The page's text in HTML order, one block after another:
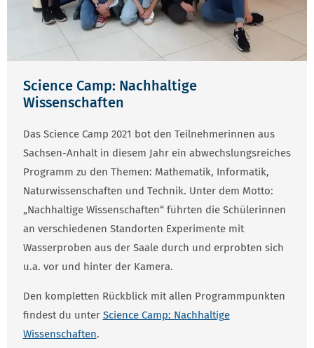
Science Camp: Nachhaltige
Wissenschaften
Das Science Camp 2021 bot den Teilnehmerinnen aus
Sachsen-Anhalt in diesem Jahr ein abwechslungsreiches
Programm zu den Themen: Mathematik, Informatik,
Naturwissenschaften und Technik. Unter dem Motto:
„Nachhaltige Wissenschaften“ führten die Schülerinnen
an verschiedenen Standorten Experimente mit
Wasserproben aus der Saale durch und erprobten sich
u.a. vor und hinter der Kamera.
Den kompletten Rückblick mit allen Programmpunkten
findest du unter Science Camp: Nachhaltige
Wissenschaften.